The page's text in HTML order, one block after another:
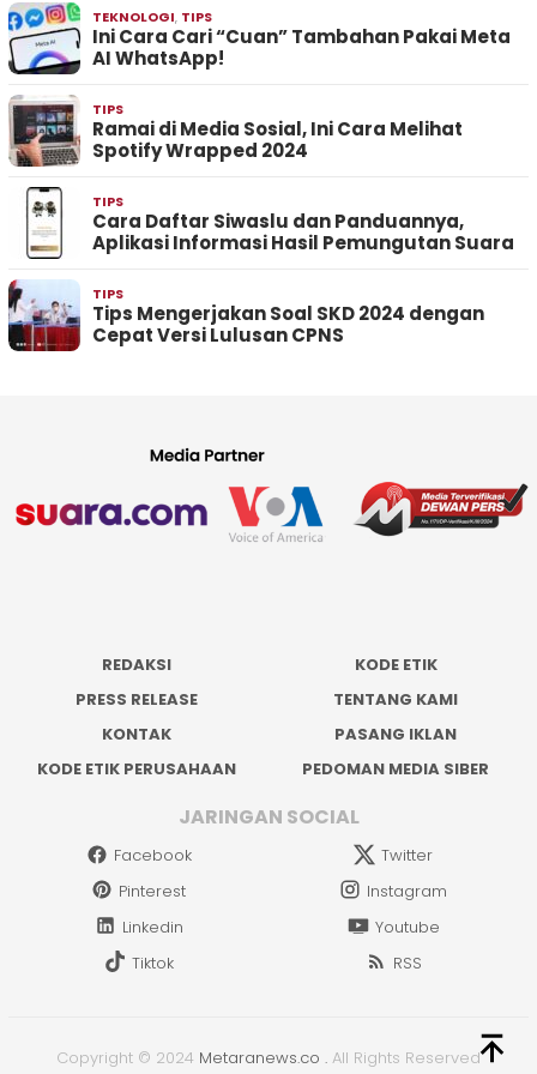
TEKNOLOGI, TIPS
Ini Cara Cari “Cuan” Tambahan Pakai Meta
AI WhatsApp!
TIPS
Ramai di Media Sosial, Ini Cara Melihat
Spotify Wrapped 2024
TIPS
Cara Daftar Siwaslu dan Panduannya,
Aplikasi Informasi Hasil Pemungutan Suara
TIPS
Tips Mengerjakan Soal SKD 2024 dengan
Cepat Versi Lulusan CPNS
REDAKSI
KODE ETIK
PRESS RELEASE
TENTANG KAMI
KONTAK
PASANG IKLAN
KODE ETIK PERUSAHAAN
PEDOMAN MEDIA SIBER
JARINGAN SOCIAL
Facebook
Twitter
Pinterest
Instagram
Linkedin
Youtube
Tiktok
RSS
Copyright © 2024 Metaranews.co . All Rights Reserved